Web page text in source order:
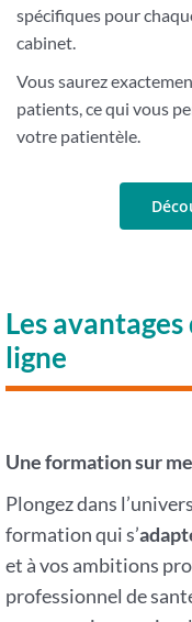
spécifiques pour
cabinet.
Vous saurez
patients, ce qui vous
votre patientèle.
Les
ligne
Une formation sur
Plongez dans
formation qui s’
et à vos ambitions
professionnel de